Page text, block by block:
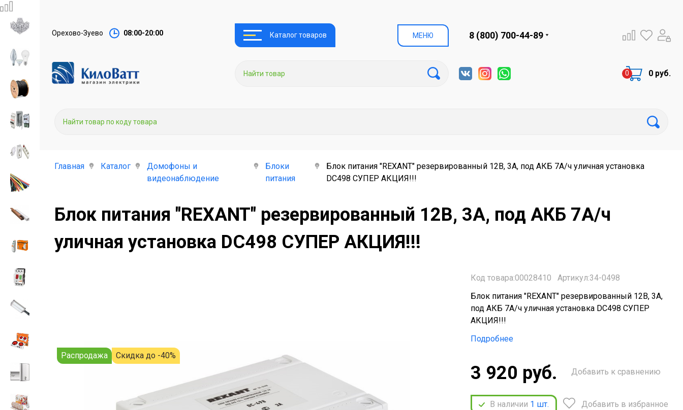
Орехово-Зуево 08:00-20:00 Каталог товаров МЕНЮ 8 (800) 700-44-89
0 руб.
Главная Каталог
Домофоны и
видеонаблюдение
Блоки
питания
Блок питания "REXANT" резервированный 12В, 3А, под АКБ 7А/ч уличная установка
DC498 СУПЕР АКЦИЯ!!!
Блок питания "REXANT" резервированный 12В, 3А, под АКБ 7А/ч
уличная установка DC498 СУПЕР АКЦИЯ!!!
Распродажа Скидка до -40%
Код товара:00028410
Артикул:34-0498
Блок питания "REXANT" резервированный 12В, 3А,
под АКБ 7А/ч уличная установка DC498 СУПЕР
АКЦИЯ!!!
Подробнее
3 920 руб.
В наличии 1 шт.
Добавить к сравнению
Добавить в избранное